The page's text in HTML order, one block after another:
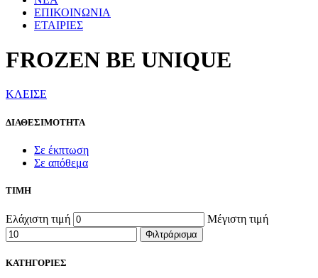
ΕΠΙΚΟΙΝΩΝΙΑ
ΕΤΑΙΡΙΕΣ
FROZEN BE UNIQUE
ΚΛΕΙΣΕ
ΔΙΑΘΕΣΙΜΟΤΗΤΑ
Σε έκπτωση
Σε απόθεμα
ΤΙΜΗ
Ελάχιστη τιμή Μέγιστη τιμή
Φιλτράρισμα
ΚΑΤΗΓΟΡΙΕΣ